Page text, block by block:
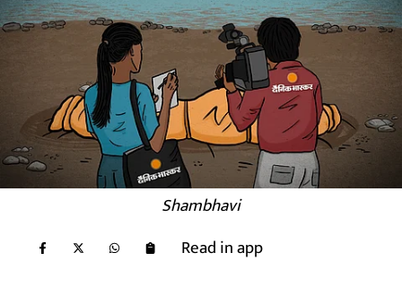
Shambhavi
Read in app